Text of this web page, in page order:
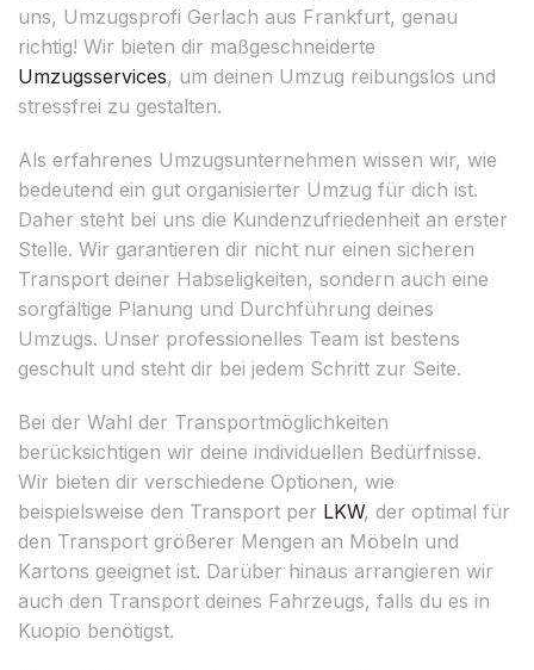
uns, Umzugsprofi Gerlach aus Frankfurt, genau
richtig! Wir bieten dir maßgeschneiderte
Umzugsservices, um deinen Umzug reibungslos und
stressfrei zu gestalten.
Als erfahrenes Umzugsunternehmen wissen wir, wie
bedeutend ein gut organisierter Umzug für dich ist.
Daher steht bei uns die Kundenzufriedenheit an erster
Stelle. Wir garantieren dir nicht nur einen sicheren
Transport deiner Habseligkeiten, sondern auch eine
sorgfältige Planung und Durchführung deines
Umzugs. Unser professionelles Team ist bestens
geschult und steht dir bei jedem Schritt zur Seite.
Bei der Wahl der Transportmöglichkeiten
berücksichtigen wir deine individuellen Bedürfnisse.
Wir bieten dir verschiedene Optionen, wie
beispielsweise den Transport per LKW, der optimal für
den Transport größerer Mengen an Möbeln und
Kartons geeignet ist. Darüber hinaus arrangieren wir
auch den Transport deines Fahrzeugs, falls du es in
Kuopio benötigst.